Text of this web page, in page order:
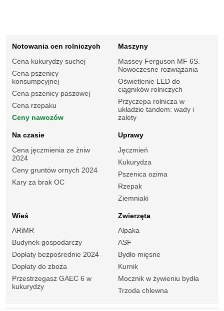
Notowania cen rolniczych
Cena kukurydzy suchej
Cena pszenicy
konsumpcyjnej
Cena pszenicy paszowej
Cena rzepaku
Ceny nawozów
Maszyny
Massey Ferguson MF 6S.
Nowoczesne rozwiązania
Oświetlenie LED do
ciągników rolniczych
Przyczepa rolnicza w
układzie tandem: wady i
zalety
Na czasie
Cena jęczmienia ze żniw
2024
Ceny gruntów ornych 2024
Kary za brak OC
Uprawy
Jęczmień
Kukurydza
Pszenica ozima
Rzepak
Ziemniaki
Wieś
ARiMR
Budynek gospodarczy
Dopłaty bezpośrednie 2024
Dopłaty do zboża
Przestrzegasz GAEC 6 w
kukurydzy
Zwierzęta
Alpaka
ASF
Bydło mięsne
Kurnik
Mocznik w żywieniu bydła
Trzoda chlewna